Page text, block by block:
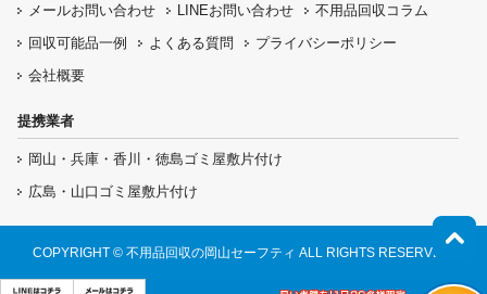
メールお問い合わせ LINEお問い合わせ
不用品回収コラム
回収可能品一例
よくある質問
プライバシーポリシー
会社概要
提携業者
岡山・兵庫・香川・徳島ゴミ屋敷片付け
広島・山口ゴミ屋敷片付け
COPYRIGHT © 不用品回収の岡山セーフティ ALL RIGHTS RESERVED.